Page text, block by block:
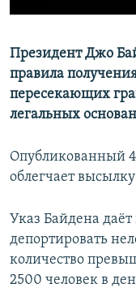
Президент Джо
правила
пересекающих
легальных
Опубликованный
облегчает
Указ Байдена
депортировать
количество
2500 человек в